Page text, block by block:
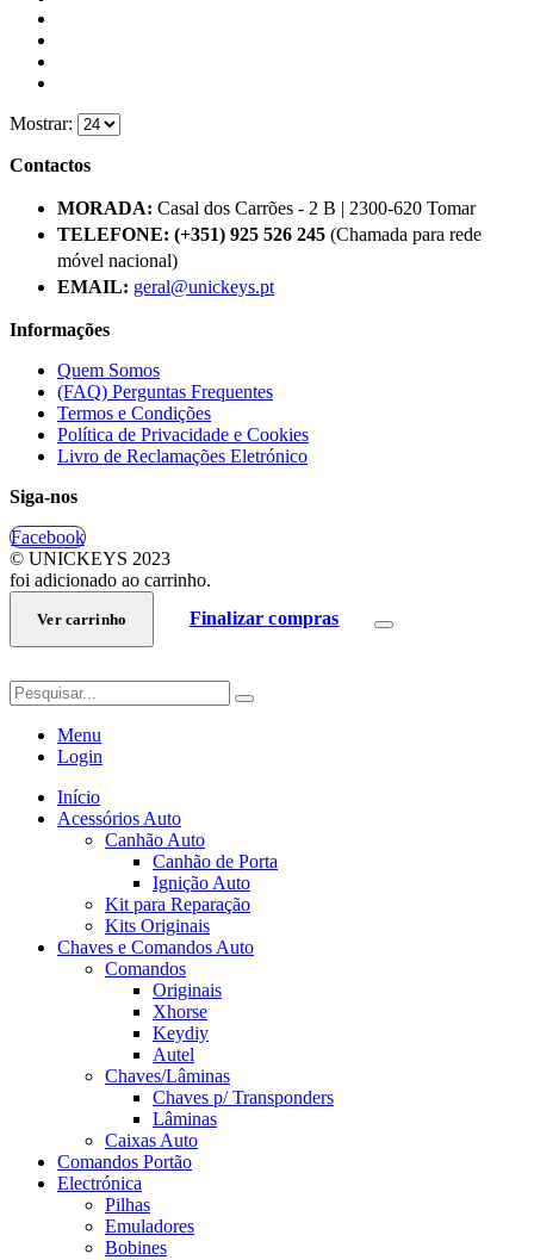
Mostrar:
Contactos
MORADA: Casal dos Carrões - 2 B | 2300-620 Tomar
TELEFONE: (+351) 925 526 245 (Chamada para rede
móvel nacional)
EMAIL: geral@unickeys.pt
Informações
Quem Somos
(FAQ) Perguntas Frequentes
Termos e Condições
Política de Privacidade e Cookies
Livro de Reclamações Eletrónico
Siga-nos
Facebook
© UNICKEYS 2023
foi adicionado ao carrinho.
Ver carrinho Finalizar compras
Menu
Login
Início
Acessórios Auto
Canhão Auto
Canhão de Porta
Ignição Auto
Kit para Reparação
Kits Originais
Chaves e Comandos Auto
Comandos
Originais
Xhorse
Keydiy
Autel
Chaves/Lâminas
Chaves p/ Transponders
Lâminas
Caixas Auto
Comandos Portão
Electrónica
Pilhas
Emuladores
Bobines